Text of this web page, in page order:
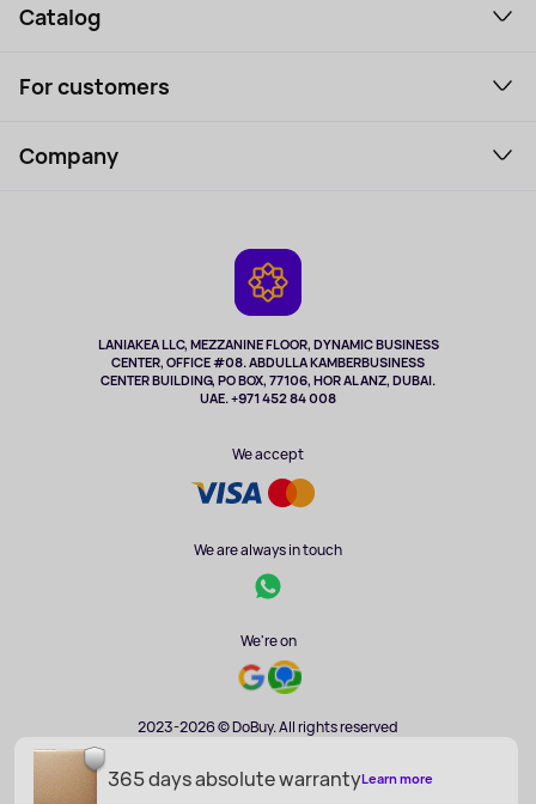
LANIAKEA LLC, MEZZANINE FLOOR, DYNAMIC BUSINESS
CENTER, OFFICE #08. ABDULLA KAMBERBUSINESS
CENTER BUILDING, PO BOX, 77106, HOR AL ANZ, DUBAI.
UAE. +971 452 84 008
We accept
We are always in touch
We're on
Catalog
Laptops, Monitors, VR
Perfumes and cosmetics
Music and sound
Clothing and accessories
For customers
How to order
Company
2023-2026 © DoBuy. All rights reserved
365 days absolute warrantyLearn more